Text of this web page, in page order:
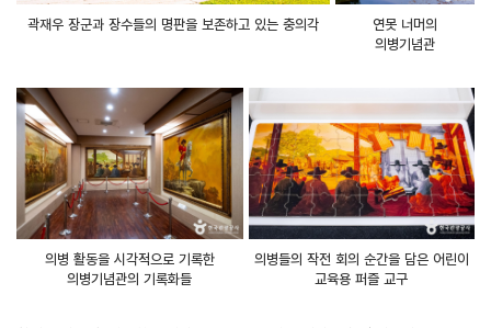
곽재우 장군과 장수들의 명판을 보존하고 있는 충의각
연못 너머의
의병기념관
의병 활동을 시각적으로 기록한
의병기념관의 기록화들
의병들의 작전 회의 순간을 담은 어린이
교육용 퍼즐 교구